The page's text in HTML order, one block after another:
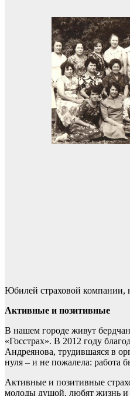
Юбилей страховой компании,
Активные и позитивные
В нашем городе живут
«Госстрах». В 2012 году
Андреянова, трудившаяся в
нуля – и не пожалела: работа
Активные и позитивные
молоды душой, любят жизнь и